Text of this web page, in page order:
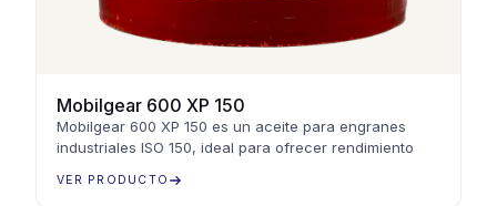
Mobilgear 600 XP 150
Mobilgear 600 XP 150 es un aceite para engranes
industriales ISO 150, ideal para ofrecer rendimiento
VER PRODUCTO